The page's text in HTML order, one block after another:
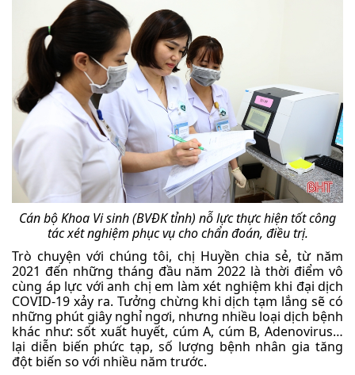
Cán bộ Khoa Vi sinh (BVĐK tỉnh) nỗ lực thực hiện tốt công
tác xét nghiệm phục vụ cho chẩn đoán, điều trị.
Trò chuyện với chúng tôi, chị Huyền chia sẻ, từ năm
2021 đến những tháng đầu năm 2022 là thời điểm vô
cùng áp lực với anh chị em làm xét nghiệm khi đại dịch
COVID-19 xảy ra. Tưởng chừng khi dịch tạm lắng sẽ có
những phút giây nghỉ ngơi, nhưng nhiều loại dịch bệnh
khác như: sốt xuất huyết, cúm A, cúm B, Adenovirus…
lại diễn biến phức tạp, số lượng bệnh nhân gia tăng
đột biến so với nhiều năm trước.